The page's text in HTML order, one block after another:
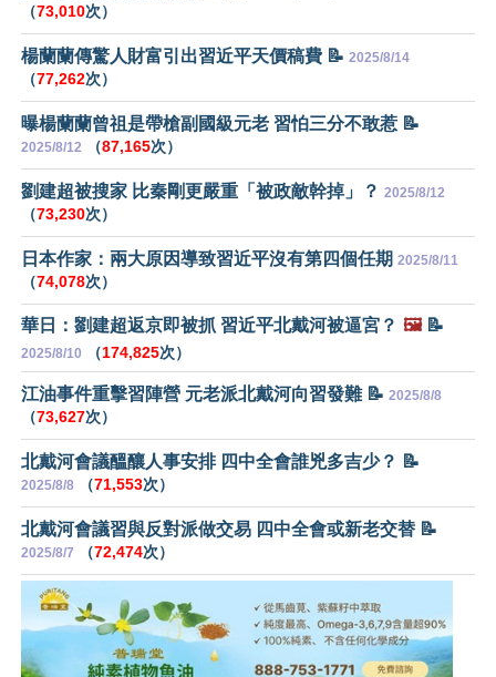
（73,010次）
楊蘭蘭傳驚人財富引出習近平天價稿費 📝 2025/8/14
（77,262次）
曝楊蘭蘭曾祖是帶槍副國級元老 習怕三分不敢惹 📝
2025/8/12 （87,165次）
劉建超被搜家 比秦剛更嚴重「被政敵幹掉」？ 2025/8/12
（73,230次）
日本作家：兩大原因導致習近平沒有第四個任期 2025/8/11
（74,078次）
華日：劉建超返京即被抓 習近平北戴河被逼宮？ 🖼️📝
2025/8/10 （174,825次）
江油事件重擊習陣營 元老派北戴河向習發難 📝 2025/8/8
（73,627次）
北戴河會議醞釀人事安排 四中全會誰兇多吉少？ 📝
2025/8/8 （71,553次）
北戴河會議習與反對派做交易 四中全會或新老交替 📝
2025/8/7 （72,474次）